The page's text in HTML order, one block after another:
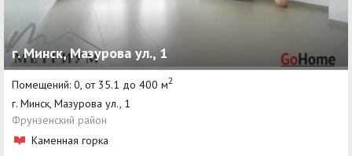
г. Минск, Мазурова ул., 1
Помещений: 0, от 35.1 до 400 м2
г. Минск, Мазурова ул., 1
Фрунзенский район
Каменная горка